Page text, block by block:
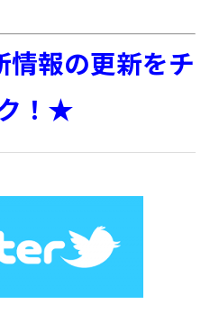
報の更新をチ
！★